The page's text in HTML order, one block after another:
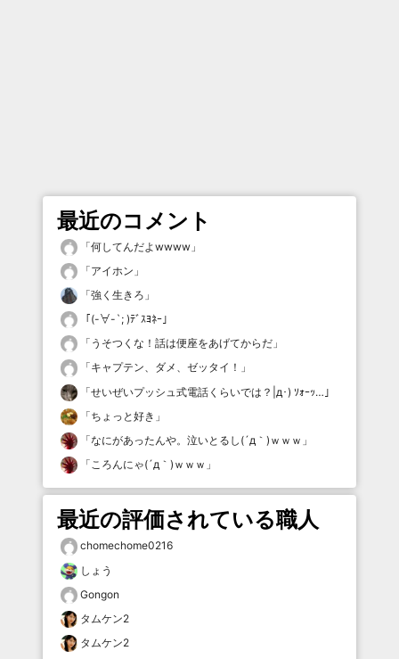
最近のコメント
「何してんだよwwww 」
「アイホン 」
「強く生きろ 」
「(-∀-`; )ﾃﾞｽﾖﾈｰ 」
「 うそつくな！話は便座をあげてからだ 」
「キャプテン、ダメ、ゼッタイ！ 」
「せいぜいプッシュ式電話くらいでは？|д･) ｿｫｰｯ… 」
「ちょっと好き 」
「なにがあったんや。泣いとるし(´д｀)ｗｗｗ 」
「ころんにゃ(´д｀)ｗｗｗ 」
最近の評価されている職人
chomechome0216
しょう
Gongon
タムケン2
タムケン2